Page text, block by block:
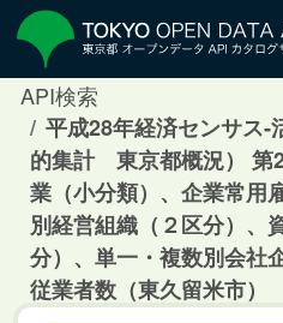
API検索
平成28年経済センサス
的集計 東京都概況）
業（小分類）、企業常用
別経営組織（２区分）、
分）、単一・複数別会社
従業者数（東久留米市）